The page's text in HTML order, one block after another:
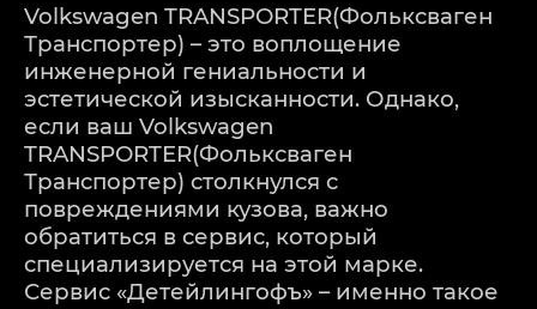
Volkswagen TRANSPORTER(Фольксваген
Транспортер) – это воплощение
инженерной гениальности и
эстетической изысканности. Однако,
если ваш Volkswagen
TRANSPORTER(Фольксваген
Транспортер) столкнулся с
повреждениями кузова, важно
обратиться в сервис, который
специализируется на этой марке.
Сервис «Детейлингофъ» – именно такое